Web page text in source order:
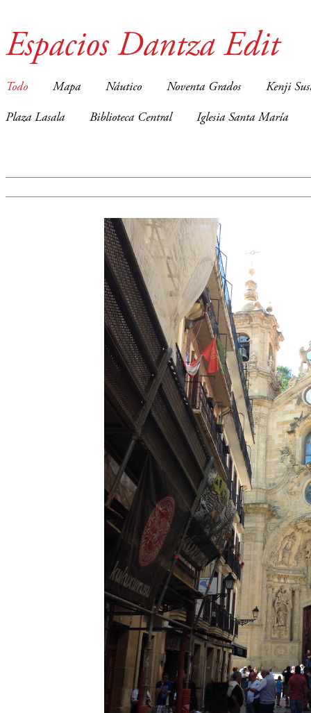
Espacios Dantza Edit
Todo Mapa Náutico Noventa Grados Kenji
Plaza Lasala Biblioteca Central Iglesia Santa María